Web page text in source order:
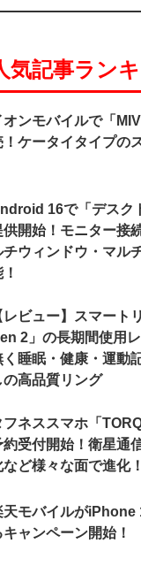
気記事ラン
オンモバイルで「
！ケータイタイプの
16で「デスク
供開始！モニター接
チウィンドウ・マル
レビュー】スマー
2」の長期間使用
く睡眠・健康・運動
の高品質リング
フネススマホ「
約受付開始！衛星通
など様々な面で進化！
天モバイルがiPhone
キャンペーン開始！